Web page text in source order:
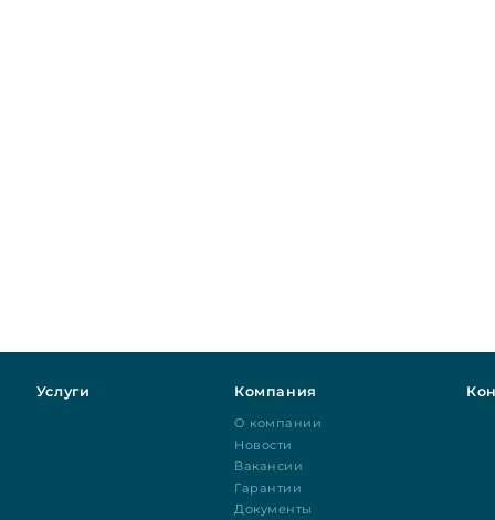
Услуги Компания
О компании
Новости
Вакансии
Гарантии
Документы